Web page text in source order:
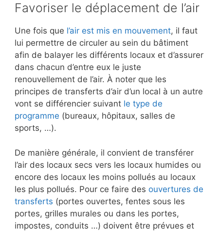
Favoriser le déplacement de l’air
Une fois que l’air est mis en mouvement, il faut
lui permettre de circuler au sein du bâtiment
afin de balayer les différents locaux et d’assurer
dans chacun d’entre eux le juste
renouvellement de l’air. À noter que les
principes de transferts d’air d’un local à un autre
vont se différencier suivant le type de
programme (bureaux, hôpitaux, salles de
sports, …).
De manière générale, il convient de transférer
l’air des locaux secs vers les locaux humides ou
encore des locaux les moins pollués au locaux
les plus pollués. Pour ce faire des ouvertures de
transferts (portes ouvertes, fentes sous les
portes, grilles murales ou dans les portes,
impostes, conduits …) doivent être prévues et